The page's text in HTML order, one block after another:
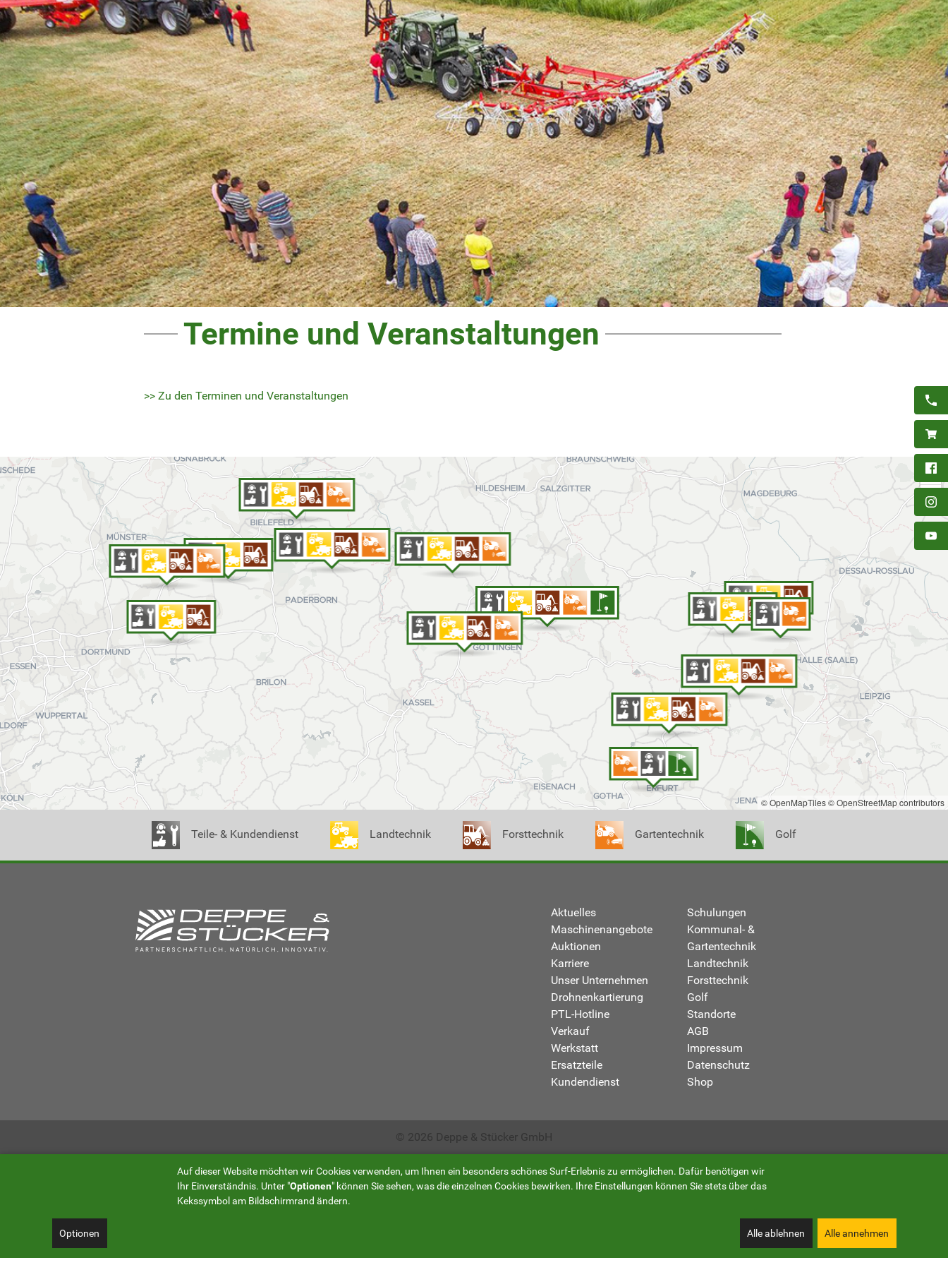
Termine und Veranstaltungen
>> Zu den Terminen und Veranstaltungen
© OpenMapTiles© OpenStreetMap contributors
Teile- & Kundendienst Landtechnik Forsttechnik Gartentechnik Golf
Aktuelles
Maschinenangebote
Auktionen
Karriere
Unser Unternehmen
Drohnenkartierung
PTL-Hotline
Verkauf
Werkstatt
Ersatzteile
Kundendienst
Schulungen
Kommunal- &
Gartentechnik
Landtechnik
Forsttechnik
Golf
Standorte
AGB
Impressum
Datenschutz
Shop
© 2026 Deppe & Stücker GmbH
Auf dieser Website möchten wir Cookies verwenden, um Ihnen ein besonders schönes Surf-Erlebnis zu ermöglichen. Dafür benötigen wir
Ihr Einverständnis. Unter "Optionen" können Sie sehen, was die einzelnen Cookies bewirken. Ihre Einstellungen können Sie stets über das
Kekssymbol am Bildschirmrand ändern.
Optionen Alle ablehnen Alle annehmen